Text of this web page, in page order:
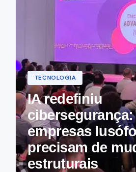
TECNOLOGIA
IA redefiniu
cibersegurança:
empresas
precisam de
estruturais